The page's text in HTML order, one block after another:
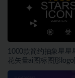
1000款简约抽象星星
花矢量ai图标图形logo
材